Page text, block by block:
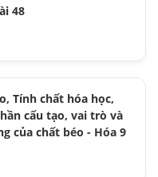
48
Tính chất hóa học,
cấu tạo, vai trò và
của chất béo - Hóa 9